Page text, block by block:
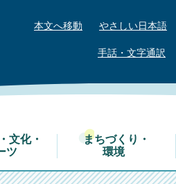
本文へ移動 やさしい日本語
手話・文字通訳
文化・
ツ
まちづくり・
環境